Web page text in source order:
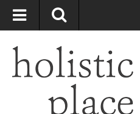
自然療法大国のオーストラリアよ
ロパスが厳選したサプリメントや